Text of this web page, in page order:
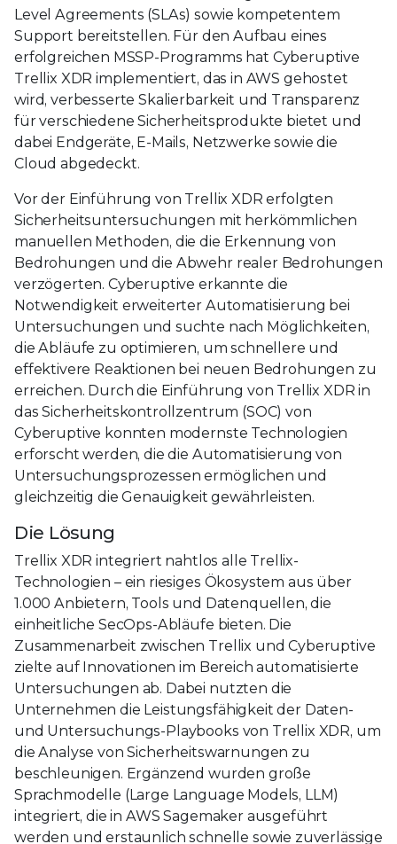
Level Agreements (SLAs) sowie kompetentem
Support bereitstellen. Für den Aufbau eines
erfolgreichen MSSP-Programms hat Cyberuptive
Trellix XDR implementiert, das in AWS gehostet
wird, verbesserte Skalierbarkeit und Transparenz
für verschiedene Sicherheitsprodukte bietet und
dabei Endgeräte, E-Mails, Netzwerke sowie die
Cloud abgedeckt.
Vor der Einführung von Trellix XDR erfolgten
Sicherheitsuntersuchungen mit herkömmlichen
manuellen Methoden, die die Erkennung von
Bedrohungen und die Abwehr realer Bedrohungen
verzögerten. Cyberuptive erkannte die
Notwendigkeit erweiterter Automatisierung bei
Untersuchungen und suchte nach Möglichkeiten,
die Abläufe zu optimieren, um schnellere und
effektivere Reaktionen bei neuen Bedrohungen zu
erreichen. Durch die Einführung von Trellix XDR in
das Sicherheitskontrollzentrum (SOC) von
Cyberuptive konnten modernste Technologien
erforscht werden, die die Automatisierung von
Untersuchungsprozessen ermöglichen und
gleichzeitig die Genauigkeit gewährleisten.
Die Lösung
Trellix XDR integriert nahtlos alle Trellix-
Technologien – ein riesiges Ökosystem aus über
1.000 Anbietern, Tools und Datenquellen, die
einheitliche SecOps-Abläufe bieten. Die
Zusammenarbeit zwischen Trellix und Cyberuptive
zielte auf Innovationen im Bereich automatisierte
Untersuchungen ab. Dabei nutzten die
Unternehmen die Leistungsfähigkeit der Daten-
und Untersuchungs-Playbooks von Trellix XDR, um
die Analyse von Sicherheitswarnungen zu
beschleunigen. Ergänzend wurden große
Sprachmodelle (Large Language Models, LLM)
integriert, die in AWS Sagemaker ausgeführt
werden und erstaunlich schnelle sowie zuverlässige